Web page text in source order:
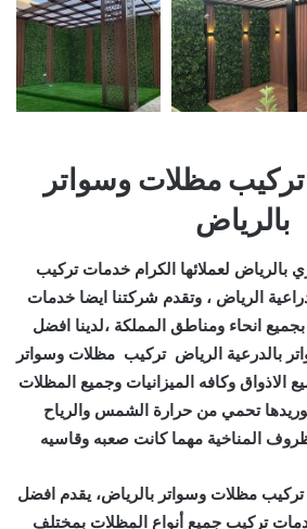
مظلات وسواتر
بالرياض
لعملائها الكرام خدمات تركيب
الرياض ، وتقدم شركتنا ايضا خدمات
انحاء ومناطق المملكة ،لدينا افضل
بالدرعية الرياض تركيب مظلات وسواتر
وكافه الميزانيات وجميع المظلات
تحمي من حرارة الشمس والرياح
مظلات وسواتر بالرياض، يقدم افضل
تركيب جميع أنواع المظلات بمختلف